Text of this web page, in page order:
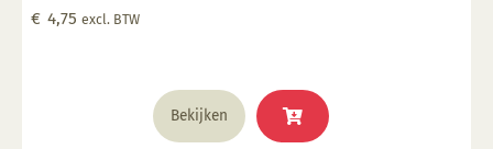
€ 4,75 excl. BTW
Bekijken